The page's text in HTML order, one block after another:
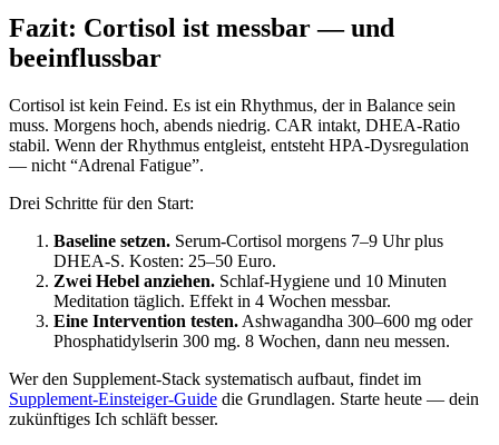
Fazit: Cortisol ist messbar — und
beeinflussbar
Cortisol ist kein Feind. Es ist ein Rhythmus, der in Balance sein
muss. Morgens hoch, abends niedrig. CAR intakt, DHEA-Ratio
stabil. Wenn der Rhythmus entgleist, entsteht HPA-Dysregulation
— nicht “Adrenal Fatigue”.
Drei Schritte für den Start:
Baseline setzen. Serum-Cortisol morgens 7–9 Uhr plus
DHEA-S. Kosten: 25–50 Euro.
Zwei Hebel anziehen. Schlaf-Hygiene und 10 Minuten
Meditation täglich. Effekt in 4 Wochen messbar.
Eine Intervention testen. Ashwagandha 300–600 mg oder
Phosphatidylserin 300 mg. 8 Wochen, dann neu messen.
Wer den Supplement-Stack systematisch aufbaut, findet im
Supplement-Einsteiger-Guide die Grundlagen. Starte heute — dein
zukünftiges Ich schläft besser.